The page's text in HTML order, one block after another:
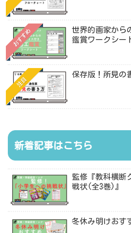
おすすめ
世界的画家から
鑑賞ワークシー
注目
保存版！所見の
新着記事はこちら
監修『教科横断
戦状(全3巻)』
冬休み明けおす